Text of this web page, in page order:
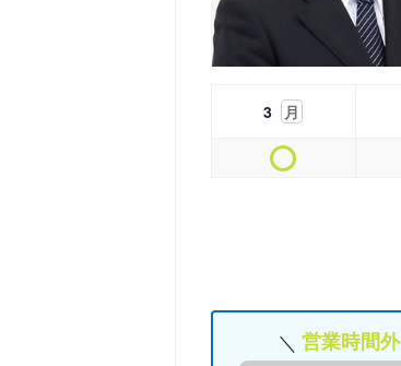
3 月
営業時間外